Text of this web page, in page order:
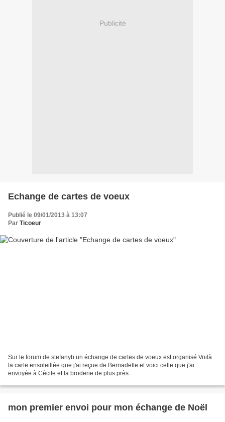
Publicité
Echange de cartes de voeux
Publié le 09/01/2013 à 13:07
Par Ticoeur
Sur le forum de stefanyb un échange de cartes de voeux est organisé Voilà
la carte ensoleillée que j'ai reçue de Bernadette et voici celle que j'ai
envoyée à Cécile et la broderie de plus près
mon premier envoi pour mon échange de Noël